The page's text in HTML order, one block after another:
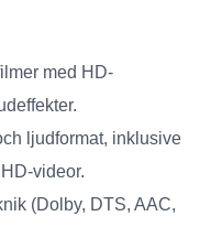
med HD-
ljudformat, inklusive
videor.
(Dolby, DTS, AAC,